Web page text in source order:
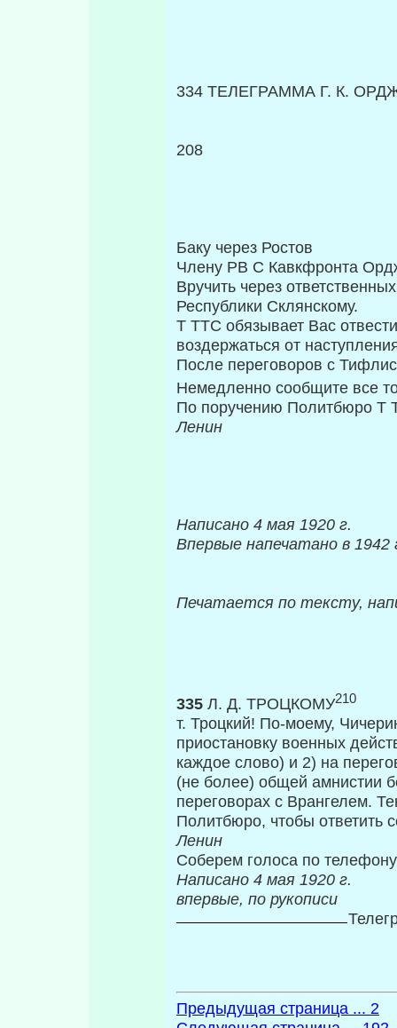
334 ТЕЛЕГРАММА Г. К.
208
Баку через Ростов
Члену PB С Кавкфронта
Вручить через
Республики Склянскому.
Τ TTC обязывает Вас
воздержаться от
После переговоров с
Немедленно сообщите все
По поручению Политбюро Τ
Ленин
Написано 4 мая 1920 г.
Впервые напечатано в 1942
Печатается по тексту,
335 Л. Д. ТРОЦКОМУ210
т. Троцкий! По-моему,
приостановку военных
каждое слово) и 2) на
(не более) общей амнистии
переговорах с Врангелем.
Политбюро, чтобы ответить
Ленин
Соберем голоса по
Написано 4
впервые, по рукописи
Предыдущая страница ... 2